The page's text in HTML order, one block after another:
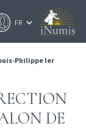
Philippe Ier
DE